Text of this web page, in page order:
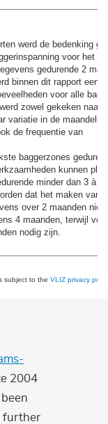
werd de bedenking
voor het
gedurende 2
binnen dit rapport een
voor alle
zowel gekeken naar
variatie in de
de frequentie van
baggerzones
kunnen
minder dan 3 à 6
dat het maken van
over 2 maanden niet
4 maanden, terwijl voor
nodig zijn.
subject to the VLIZ privacy
2004
been
further